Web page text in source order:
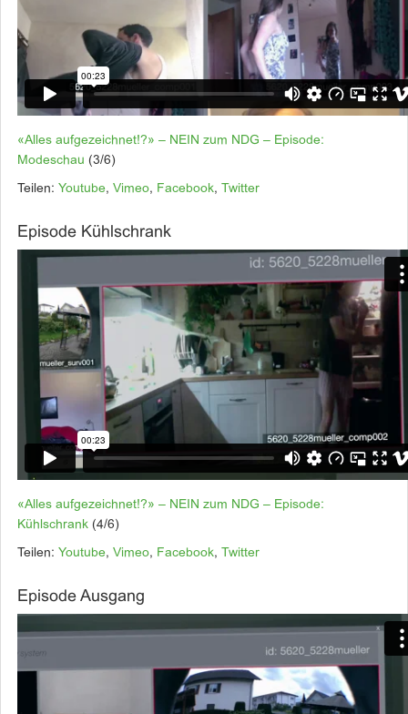
«Alles aufgezeichnet!?» – NEIN zum NDG – Episode:
Modeschau (3/6)
Teilen: Youtube, Vimeo, Facebook, Twitter
Episode Kühlschrank
«Alles aufgezeichnet!?» – NEIN zum NDG – Episode:
Kühlschrank (4/6)
Teilen: Youtube, Vimeo, Facebook, Twitter
Episode Ausgang